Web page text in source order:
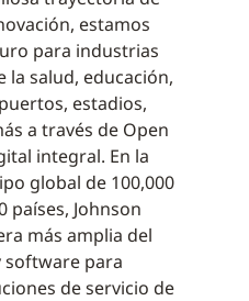
estamos
para industrias
la salud, educación,
estadios,
a través de Open
integral. En la
global de 100,000
países, Johnson
más amplia del
software para
de servicio de